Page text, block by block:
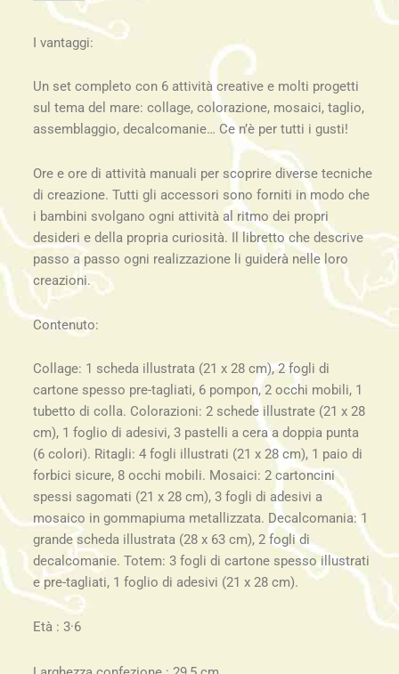
delights-
e
Djeco
anni
quantità
I vantaggi:
Un set completo con 6 attività creative e molti progetti
sul tema del mare: collage, colorazione, mosaici, taglio,
assemblaggio, decalcomanie… Ce n’è per tutti i gusti!
Ore e ore di attività manuali per scoprire diverse tecniche
di creazione. Tutti gli accessori sono forniti in modo che
i bambini svolgano ogni attività al ritmo dei propri
desideri e della propria curiosità. Il libretto che descrive
passo a passo ogni realizzazione li guiderà nelle loro
creazioni.
Contenuto:
Collage: 1 scheda illustrata (21 x 28 cm), 2 fogli di
cartone spesso pre-tagliati, 6 pompon, 2 occhi mobili, 1
tubetto di colla. Colorazioni: 2 schede illustrate (21 x 28
cm), 1 foglio di adesivi, 3 pastelli a cera a doppia punta
(6 colori). Ritagli: 4 fogli illustrati (21 x 28 cm), 1 paio di
forbici sicure, 8 occhi mobili. Mosaici: 2 cartoncini
spessi sagomati (21 x 28 cm), 3 fogli di adesivi a
mosaico in gommapiuma metallizzata. Decalcomania: 1
grande scheda illustrata (28 x 63 cm), 2 fogli di
decalcomanie. Totem: 3 fogli di cartone spesso illustrati
e pre-tagliati, 1 foglio di adesivi (21 x 28 cm).
Età : 3·6